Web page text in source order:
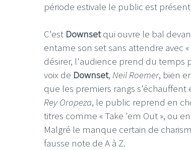
période estivale le public est
C'est Downsetqui ouvre le bal
entame son set sans attendre avec
désirer, l'audience prend du temps
voix de Downset, Neil Roemer, bien
que les premiers rangs s'échauffent
Rey Oropeza, le public reprend en
titres comme « Take 'em Out », ou
Malgré le manque certain de
fausse note de A à Z.